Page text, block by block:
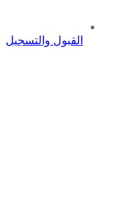
القبول والتسجيل